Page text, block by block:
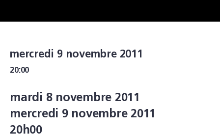
mercredi 9 novembre 2011
20:00
mardi 8 novembre 2011
mercredi 9 novembre 2011
20h00